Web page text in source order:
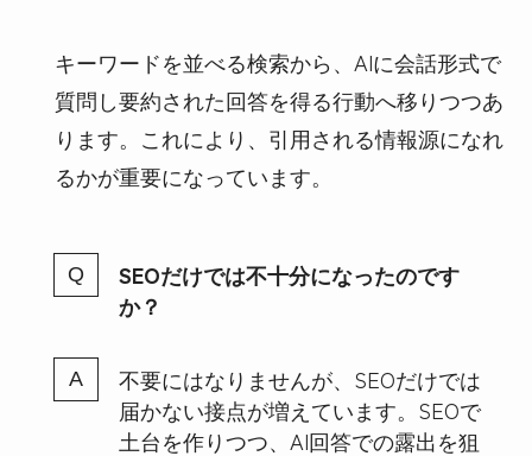
キーワードを並べる検索から、AIに会話形式で
質問し要約された回答を得る行動へ移りつつあ
ります。これにより、引用される情報源になれ
るかが重要になっています。
SEOだけでは不十分になったのです
か？
不要にはなりませんが、SEOだけでは
届かない接点が増えています。SEOで
土台を作りつつ、AI回答での露出を狙